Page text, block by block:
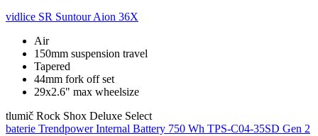
vidlice SR Suntour Aion 36X
Air
150mm suspension travel
Tapered
44mm fork off set
29x2.6" max wheelsize
tlumič Rock Shox Deluxe Select
baterie Trendpower Internal Battery 750 Wh TPS-C04-35SD Gen 2